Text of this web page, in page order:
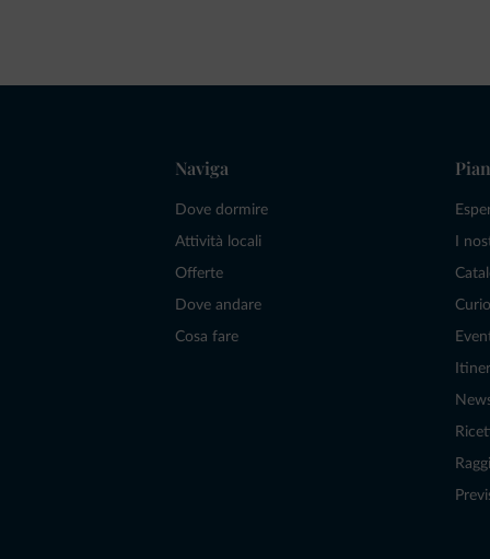
Naviga
Dove dormire
Attività locali
Offerte
Dove andare
Cosa fare
I